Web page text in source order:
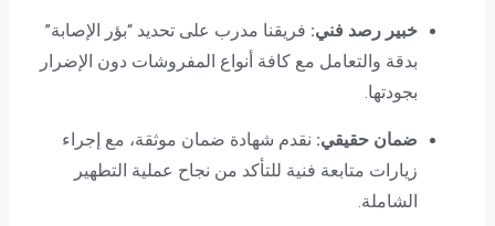
خبير رصد فني: فريقنا مدرب على تحديد “بؤر الإصابة”
بدقة والتعامل مع كافة أنواع المفروشات دون الإضرار
بجودتها.
ضمان حقيقي: نقدم شهادة ضمان موثقة، مع إجراء
زيارات متابعة فنية للتأكد من نجاح عملية التطهير
الشاملة.